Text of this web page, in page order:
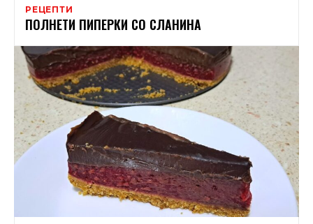
РЕЦЕПТИ
ПОЛНЕТИ ПИПЕРКИ СО СЛАНИНА